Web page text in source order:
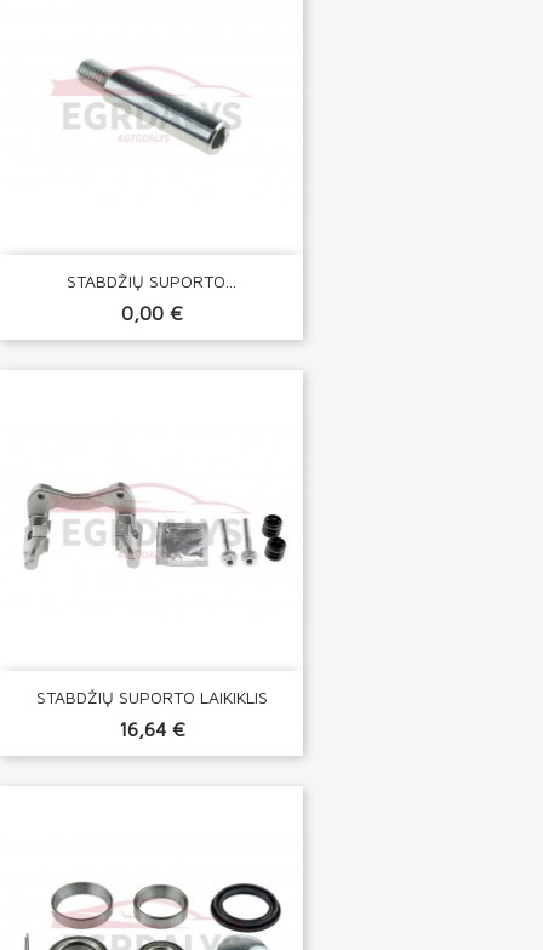
STABDŽIŲ SUPORTO...
0,00 €
STABDŽIŲ SUPORTO LAIKIKLIS
16,64 €